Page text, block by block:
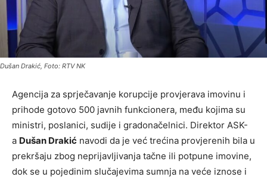
Dušan Drakić, Foto: RTV NK
Agencija za sprječavanje korupcije provjerava imovinu i
prihode gotovo 500 javnih funkcionera, među kojima su
ministri, poslanici, sudije i gradonačelnici. Direktor ASK-
a Dušan Drakić navodi da je već trećina provjerenih bila u
prekršaju zbog neprijavljivanja tačne ili potpune imovine,
dok se u pojedinim slučajevima sumnja na veće iznose i